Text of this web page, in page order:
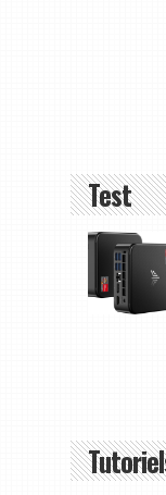
Test